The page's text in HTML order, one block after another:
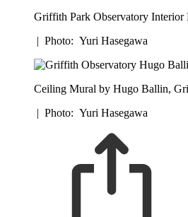
Griffith Park Observatory Interior
| Photo: Yuri Hasegawa
Ceiling Mural by Hugo Ballin,
| Photo: Yuri Hasegawa